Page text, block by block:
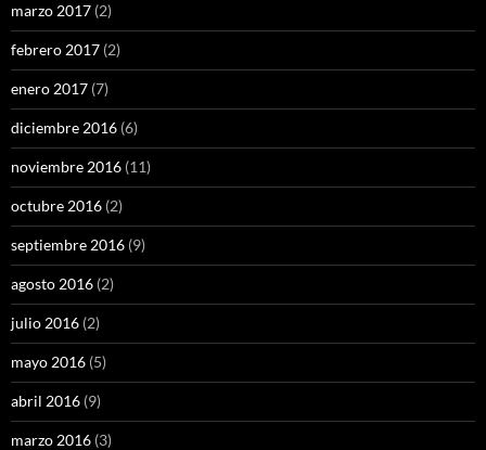
marzo 2017 (2)
febrero 2017 (2)
enero 2017 (7)
diciembre 2016 (6)
noviembre 2016 (11)
octubre 2016 (2)
septiembre 2016 (9)
agosto 2016 (2)
julio 2016 (2)
mayo 2016 (5)
abril 2016 (9)
marzo 2016 (3)